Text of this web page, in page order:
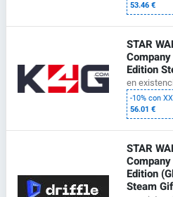
53.46 €
STAR
Edition
en
-10% con
56.01 €
STAR
Edition
Steam